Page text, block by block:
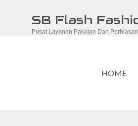
SB Flash
Pusat Layanan Pakaian Dan
HOME